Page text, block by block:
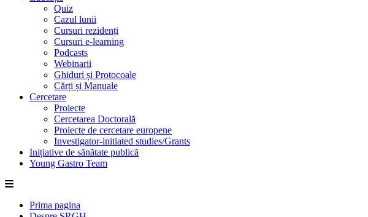
Quiz
Cazul lunii
Cursuri rezidenți
Cursuri e-learning
Podcasts
Webinarii
Ghiduri și Protocoale
Cărți și Manuale
Cercetare
Proiecte
Cercetarea Doctorală
Proiecte de cercetare europene
Investigator-initiated studies/Grants
Inițiative de sănătate publică
Young Gastro Team
Prima pagina